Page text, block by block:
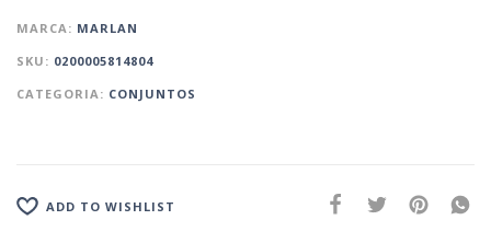
MARCA: MARLAN
SKU: 0200005814804
CATEGORIA: CONJUNTOS
ADD TO WISHLIST